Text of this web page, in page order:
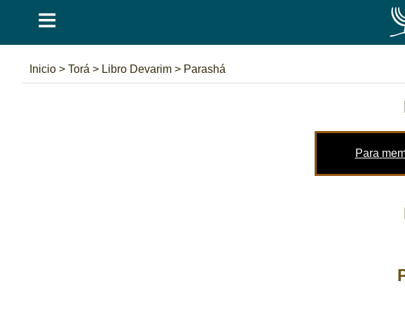
≡
Inicio > Torá > Libro Devarim > Parashá
Para